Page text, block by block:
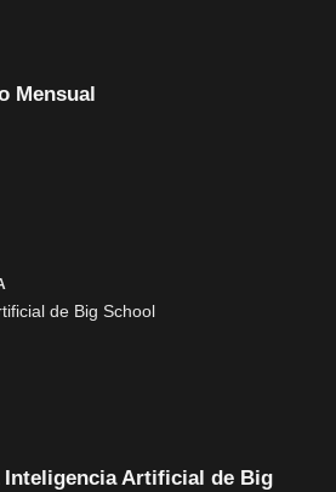
Mensual
Inteligencia Artificial de Big